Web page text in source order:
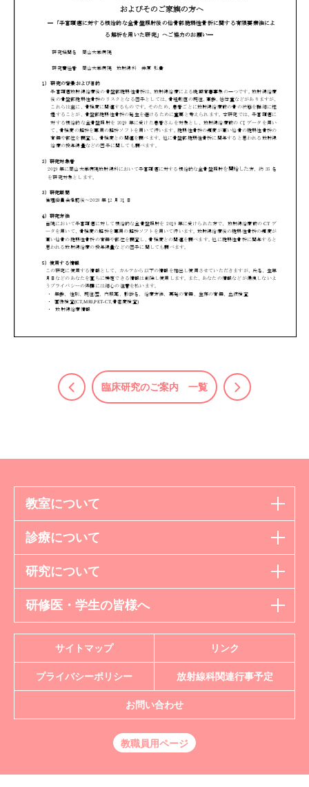
臨床研究のご案内 一覧
教室について
診療について
研究について
研修医・学生の皆様へ
サイトマップ リンク
プライバシーポリシー 放射線科関連行事予定
お問い合わせ
教職員用ページ